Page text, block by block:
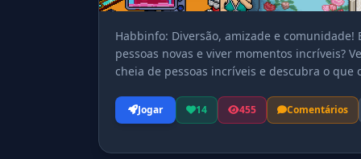
Habbinfo: Diversão, amizade e
pessoas novas e viver momentos incríveis?
cheia de pessoas incríveis e descubra o
Jogar 14 455 Comentários